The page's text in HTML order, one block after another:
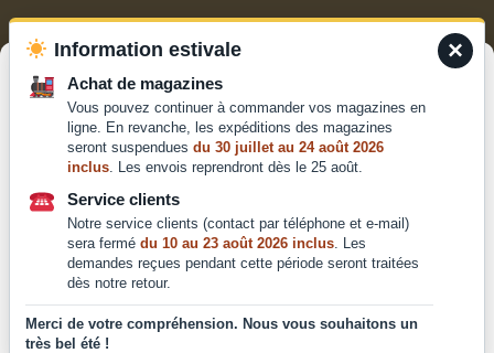
Pour offrir les meilleures expériences, nous utilisons des technologies
telles que les cookies pour stocker et/ou accéder aux informations des
appareils. Le fait de consentir à ces technologies nous permettra de
traiter des données telles que le comportement de navigation ou les ID
uniques sur ce site. Le fait de ne pas consentir ou de retirer son
consentement peut avoir un effet négatif sur certaines caractéristiques
et fonctions.
Accepter
Contacter le service client
Mentions légales
Conditions générales de
vente et d'utilisation
confidentialité
×
Information estivale
Achat de magazines
Vous pouvez continuer à commander vos magazines en
ligne. En revanche, les expéditions des magazines
seront suspendues du 30 juillet au 24 août 2026
inclus. Les envois reprendront dès le 25 août.
Service clients
Notre service clients (contact par téléphone et e-mail)
sera fermé du 10 au 23 août 2026 inclus. Les
demandes reçues pendant cette période seront traitées
dès notre retour.
Merci de votre compréhension. Nous vous souhaitons un
très bel été !